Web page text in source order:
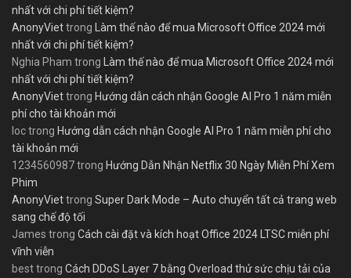
nhất với chi phí tiết kiệm?
AnonyViettrong Làm thế nào để mua Microsoft Office 2024 mới
nhất với chi phí tiết kiệm?
Nghia Pham trong Làm thế nào để mua Microsoft Office 2024 mới
nhất với chi phí tiết kiệm?
AnonyViettrong Hướng dẫn cách nhận Google AI Pro 1 năm miễn
phí cho tài khoản mới
loctrong Hướng dẫn cách nhận Google AI Pro 1 năm miễn phí cho
tài khoản mới
1234560987trong Hướng Dẫn Nhận Netflix 30 Ngày Miễn Phí Xem
Phim
AnonyViettrong Super Dark Mode – Auto chuyển tất cả trang web
sang chế độ tối
James trong Cách cài đặt và kích hoạt Office 2024 LTSC miễn phí
vĩnh viễn
besttrong Cách DDoS Layer 7 bằng Overload thử sức chịu tải của